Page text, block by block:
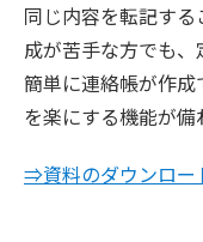
同じ内容を転記す
成が苦手な方でも、
簡単に連絡帳が作
を楽にする機能が備
⇒資料のダウンロー